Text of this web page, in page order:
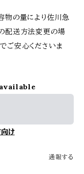
物の量により佐川急
配送方法変更の場
ご安心くださいま
け
通報する